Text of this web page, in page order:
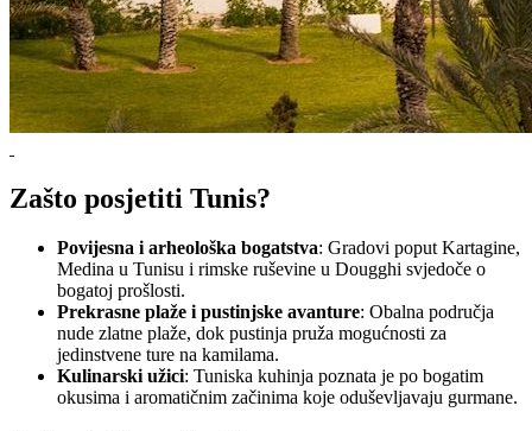
Zašto posjetiti Tunis?
Povijesna i arheološka bogatstva: Gradovi poput Kartagine,
Medina u Tunisu i rimske ruševine u Dougghi svjedoče o
bogatoj prošlosti.
Prekrasne plaže i pustinjske avanture: Obalna područja
nude zlatne plaže, dok pustinja pruža mogućnosti za
jedinstvene ture na kamilama.
Kulinarski užici: Tuniska kuhinja poznata je po bogatim
okusima i aromatičnim začinima koje oduševljavaju gurmane.